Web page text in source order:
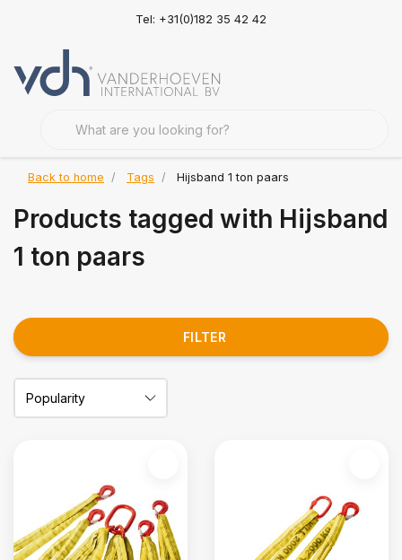
Tel: +31(0)182 35 42 42
Back to home Tags Hijsband 1 ton paars
Products tagged with Hijsband
1 ton paars
FILTER